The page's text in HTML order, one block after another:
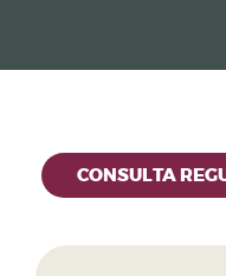
CONSULTA